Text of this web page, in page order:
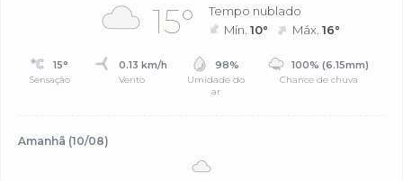
15°
Tempo nublado
Mín.10° Máx.16°
15°
Sensação
0.13 km/h
Vento
98%
Umidade do
ar
100% (6.15mm)
Chance de chuva
Amanhã (10/08)